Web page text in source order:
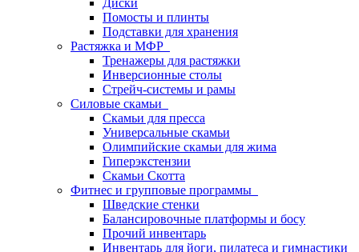
Диски
Помосты и плинты
Подставки для хранения
Растяжка и МФР
Тренажеры для растяжки
Инверсионные столы
Стрейч-системы и рамы
Силовые скамьи
Скамьи для пресса
Универсальные скамьи
Олимпийские скамьи для жима
Гиперэкстензии
Скамьи Скотта
Фитнес и групповые программы
Шведские стенки
Балансировочные платформы и босу
Прочий инвентарь
Инвентарь для йоги, пилатеса и гимнастики